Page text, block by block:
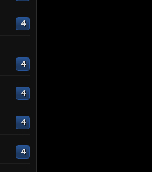
4
4
4
4
4